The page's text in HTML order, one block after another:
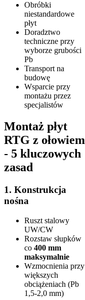
Obróbki
niestandardowe
płyt
Doradztwo
techniczne przy
wyborze grubości
Pb
Transport na
budowę
Wsparcie przy
montażu przez
specjalistów
Montaż płyt
RTG z ołowiem
- 5 kluczowych
zasad
1. Konstrukcja
nośna
Ruszt stalowy
UW/CW
Rozstaw słupków
co 400 mm
maksymalnie
Wzmocnienia przy
większych
obciążeniach (Pb
1,5-2,0 mm)